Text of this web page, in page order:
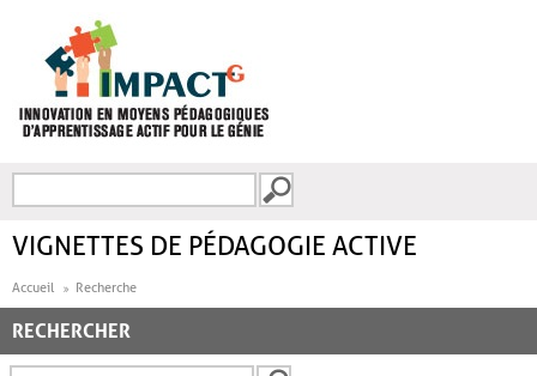
FORMULAIRE DE
VIGNETTES DE PÉDAGOGIE ACTIVE
Accueil Recherche
RECHERCHER